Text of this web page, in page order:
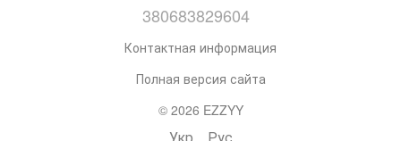
380683829604
Контактная информация
Полная версия сайта
© 2026 EZZYY
Укр Рус